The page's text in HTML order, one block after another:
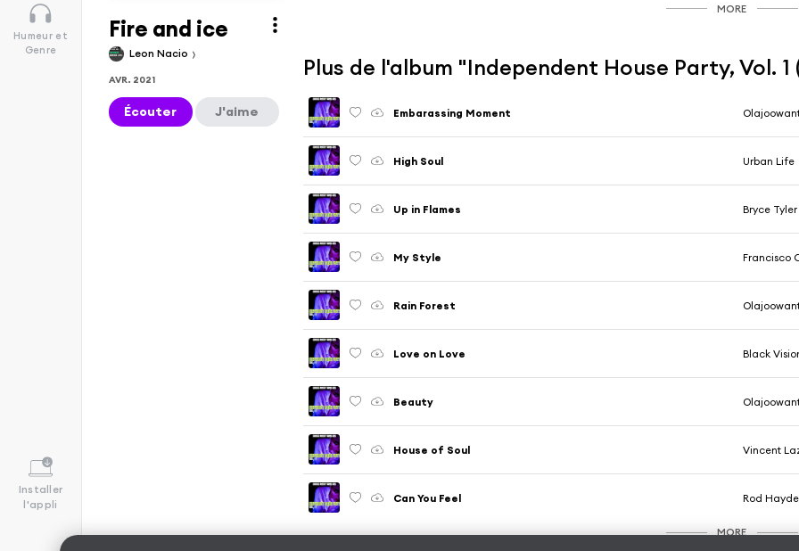
Humeur et
Genre
Installer
l'appli
Fire and ice
Leon Nacio
AVR. 2021
Écouter J'aime
MORE
Plus de l'album "Independent House Party, Vol.
Embarassing Moment
High Soul Urban Life
Up in Flames Bryce Tyler
My Style Francisco
Rain Forest
Love on Love Black
Beauty
House of Soul Vincent
Can You Feel Rod
MORE